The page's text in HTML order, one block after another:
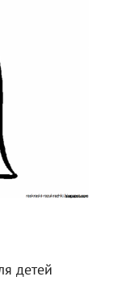
детей